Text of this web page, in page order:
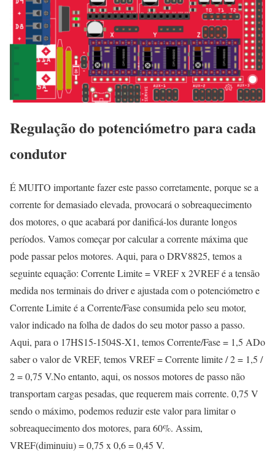
Regulação do potenciómetro para cada
condutor
É MUITO importante fazer este passo corretamente, porque se a
corrente for demasiado elevada, provocará o sobreaquecimento
dos motores, o que acabará por danificá-los durante longos
períodos. Vamos começar por calcular a corrente máxima que
pode passar pelos motores. Aqui, para o DRV8825, temos a
seguinte equação: Corrente Limite = VREF x 2VREF é a tensão
medida nos terminais do driver e ajustada com o potenciómetro e
Corrente Limite é a Corrente/Fase consumida pelo seu motor,
valor indicado na folha de dados do seu motor passo a passo.
Aqui, para o 17HS15-1504S-X1, temos Corrente/Fase = 1,5 ADo
saber o valor de VREF, temos VREF = Corrente limite / 2 = 1,5 /
2 = 0,75 V.No entanto, aqui, os nossos motores de passo não
transportam cargas pesadas, que requerem mais corrente. 0,75 V
sendo o máximo, podemos reduzir este valor para limitar o
sobreaquecimento dos motores, para 60%. Assim,
VREF(diminuiu) = 0,75 x 0,6 = 0,45 V.